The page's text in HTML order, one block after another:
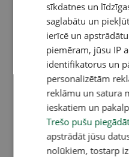
sīkdatnes un
saglabātu un
ierīcē un
piemēram, jūsu IP
identifikatorus un
personalizētām
reklāmu un satura
ieskatiem un
Trešo pušu
apstrādāt jūsu
nolūkiem, tostarp